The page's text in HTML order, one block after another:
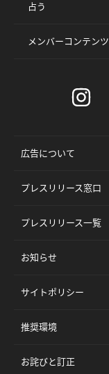
占う
メンバーコンテンツ
広告について
プレスリリース窓口
プレスリリース一覧
お知らせ
サイトポリシー
推奨環境
お詫びと訂正